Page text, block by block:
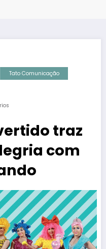
Tato Comunicação
traz
com